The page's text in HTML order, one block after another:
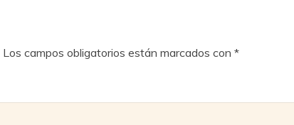
Los campos obligatorios están marcados con *